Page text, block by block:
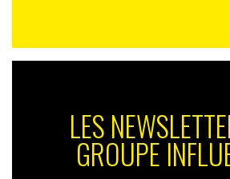
LES
GROUPE